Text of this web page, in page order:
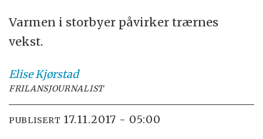
Varmen i storbyer påvirker trærnes
vekst.
EliseKjørstad
FRILANSJOURNALIST
PUBLISERT 17.11.2017 - 05:00